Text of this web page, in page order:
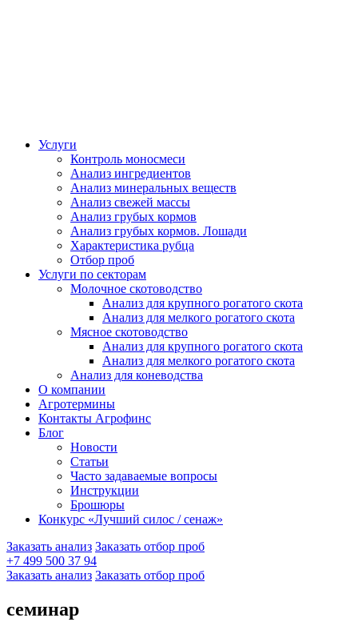
Услуги
Контроль моносмеси
Анализ ингредиентов
Анализ минеральных веществ
Анализ свежей массы
Анализ грубых кормов
Анализ грубых кормов. Лошади
Характеристика рубца
Отбор проб
Услуги по секторам
Молочное скотоводство
Анализ для крупного рогатого скота
Анализ для мелкого рогатого скота
Мясное скотоводство
Анализ для крупного рогатого скота
Анализ для мелкого рогатого скота
Анализ для коневодства
О компании
Агротермины
Контакты Агрофинс
Блог
Новости
Статьи
Часто задаваемые вопросы
Инструкции
Брошюры
Конкурс «Лучший силос / сенаж»
Заказать анализ Заказать отбор проб
+7 499 500 37 94
Заказать анализ Заказать отбор проб
семинар